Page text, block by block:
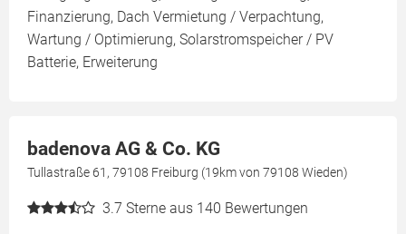
Finanzierung, Dach Vermietung / Verpachtung,
Wartung / Optimierung, Solarstromspeicher / PV
Batterie, Erweiterung
badenova AG & Co. KG
Tullastraße 61, 79108 Freiburg (19km von 79108 Wieden)
3.7 Sterne aus 140 Bewertungen